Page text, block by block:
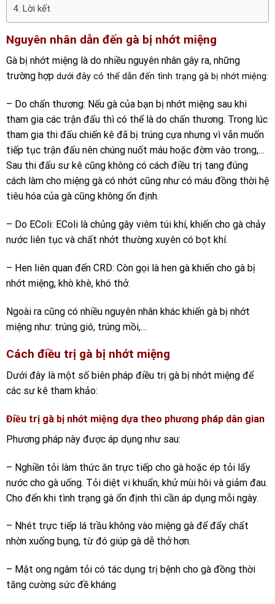
Lời kết
Nguyên nhân dẫn đến gà bị nhớt miệng
Gà bị nhớt miệng là do nhiều nguyên nhân gây ra, những
trường hợp dưới đây có thể dẫn đến tình trạng gà bị nhớt miệng:
– Do chấn thương: Nếu gà của bạn bị nhớt miệng sau khi
tham gia các trận đấu thì có thể là do chấn thương. Trong lúc
tham gia thi đấu chiến kê đã bị trúng cựa nhưng vì vẫn muốn
tiếp tục trận đấu nên chúng nuốt máu hoặc đờm vào trong,…
Sau thi đấu sư kê cũng không có cách điều trị tang đúng
cách làm cho miệng gà có nhớt cũng như có máu đồng thời hệ
tiêu hóa của gà cũng không ổn định.
– Do EColi: EColi là chủng gây viêm túi khí, khiến cho gà chảy
nước liên tục và chất nhớt thường xuyên có bọt khí.
– Hen liên quan đến CRD: Còn gọi là hen gà khiến cho gà bị
nhớt miệng, khò khè, khó thở.
Ngoài ra cũng có nhiều nguyên nhân khác khiến gà bị nhớt
miệng như: trúng gió, trúng mồi,…
Cách điều trị gà bị nhớt miệng
Dưới đây là một số biên pháp điều trị gà bị nhớt miệng để
các sư kê tham khảo:
Điều trị gà bị nhớt miệng dựa theo phương pháp dân gian
Phương pháp này được áp dụng như sau:
– Nghiền tỏi làm thức ăn trực tiếp cho gà hoặc ép tỏi lấy
nước cho gà uống. Tỏi diệt vi khuẩn, khử mùi hôi và giảm đau.
Cho đến khi tình trạng gà ổn định thì cần áp dụng mỗi ngày.
– Nhét trực tiếp lá trầu không vào miệng gà để đẩy chất
nhờn xuống bụng, từ đó giúp gà dễ thở hơn.
– Mật ong ngâm tỏi có tác dụng trị bệnh cho gà đồng thời
tăng cường sức đề kháng